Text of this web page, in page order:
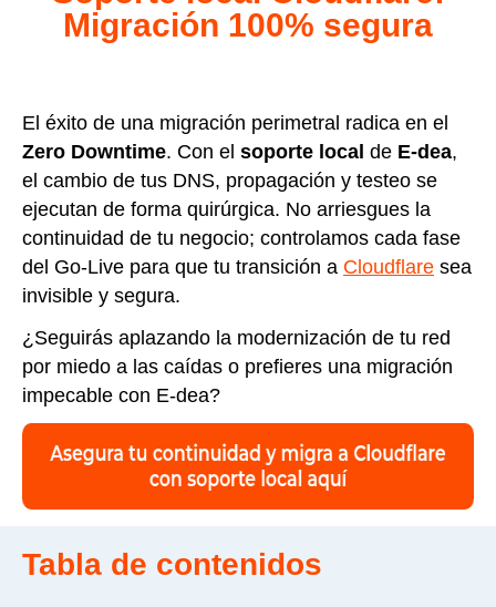
Migración 100% segura
El éxito de una migración perimetral radica en el
Zero Downtime. Con el soporte local de E-dea,
el cambio de tus DNS, propagación y testeo se
ejecutan de forma quirúrgica. No arriesgues la
continuidad de tu negocio; controlamos cada fase
del Go-Live para que tu transición a Cloudflare sea
invisible y segura.
¿Seguirás aplazando la modernización de tu red
por miedo a las caídas o prefieres una migración
impecable con E-dea?
Tabla de contenidos